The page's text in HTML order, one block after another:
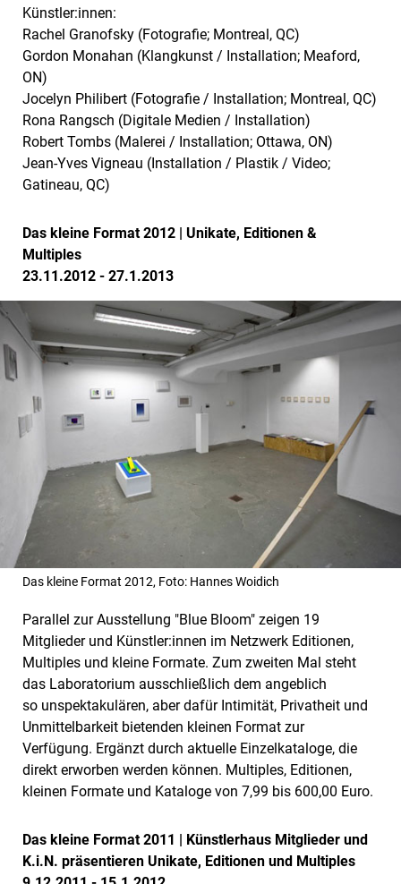
Künstler:innen:
Rachel Granofsky (Fotografie; Montreal, QC)
Gordon Monahan (Klangkunst / Installation; Meaford,
ON)
Jocelyn Philibert (Fotografie / Installation; Montreal, QC)
Rona Rangsch (Digitale Medien / Installation)
Robert Tombs (Malerei / Installation; Ottawa, ON)
Jean-Yves Vigneau (Installation / Plastik / Video;
Gatineau, QC)
Das kleine Format 2012 | Unikate, Editionen &
Multiples
23.11.2012 - 27.1.2013
Das kleine Format 2012, Foto: Hannes Woidich
Parallel zur Ausstellung "Blue Bloom" zeigen 19
Mitglieder und Künstler:innen im Netzwerk Editionen,
Multiples und kleine Formate. Zum zweiten Mal steht
das Laboratorium ausschließlich dem angeblich
so unspektakulären, aber dafür Intimität, Privatheit und
Unmittelbarkeit bietenden kleinen Format zur
Verfügung. Ergänzt durch aktuelle Einzelkataloge, die
direkt erworben werden können. Multiples, Editionen,
kleinen Formate und Kataloge von 7,99 bis 600,00 Euro.
Das kleine Format 2011 | Künstlerhaus Mitglieder und
K.i.N. präsentieren Unikate, Editionen und Multiples